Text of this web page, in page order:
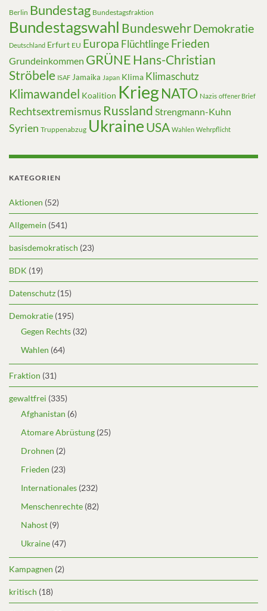
Berlin Bundestag Bundestagsfraktion
Bundestagswahl BundeswehrDemokratie
Deutschland Erfurt EU Europa FlüchtlingeFrieden
Grundeinkommen GRÜNE Hans-Christian
Ströbele ISAF Jamaika Japan Klima Klimaschutz
Klimawandel Koalition KriegNATO Nazis offener Brief
Rechtsextremismus Russland Strengmann-Kuhn
Syrien Truppenabzug UkraineUSA Wahlen Wehrpflicht
KATEGORIEN
Aktionen (52)
Allgemein (541)
basisdemokratisch (23)
BDK (19)
Datenschutz (15)
Demokratie (195)
Gegen Rechts (32)
Wahlen (64)
Fraktion (31)
gewaltfrei (335)
Afghanistan (6)
Atomare Abrüstung (25)
Drohnen (2)
Frieden (23)
Internationales (232)
Menschenrechte (82)
Nahost (9)
Ukraine (47)
Kampagnen (2)
kritisch (18)